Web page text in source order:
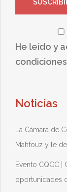
He leído y
condiciones
Noticias
La Cámara de
Mahfouz y le
Evento CQCC |
oportunidades